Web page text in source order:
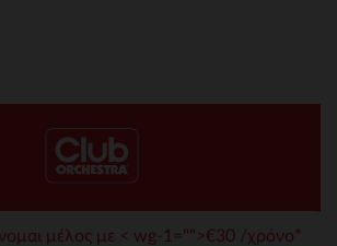
μέλος με < wg-1="">€30 /χρόνο*